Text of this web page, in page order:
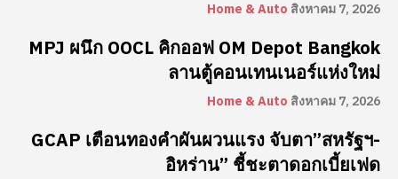
Home & Auto สิงหาคม 7, 2026
MPJ ผนึก OOCL คิกออฟ OM Depot Bangkok
ลานตู้คอนเทนเนอร์แห่งใหม่
Home & Auto สิงหาคม 7, 2026
GCAP เตือนทองคำผันผวนแรง จับตา”สหรัฐฯ-
อิหร่าน” ชี้ชะตาดอกเบี้ยเฟด